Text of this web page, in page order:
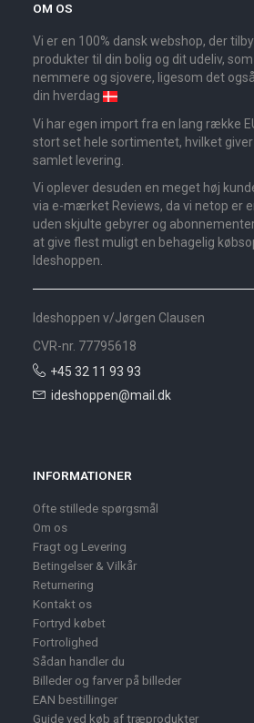
OM OS
Vi er en 100% dansk webshop, der
produkter til din bolig og dit udeliv,
nemmere og sjovere, ligesom det
din hverdag
Vi har egen import fra en lang række
stort set hele sortimentet, hvilket
samlet levering.
Vi oplever desuden en meget høj
via e-mærket Reviews, da vi netop er
uden skjulte gebyrer og
at give flest muligt en behagelig
Ideshoppen.
Ideshoppen v/Jørgen Clausen
CVR-nr. 77795618
+45 32 11 93 93
ideshoppen@mail.dk
INFORMATIONER
Ofte stillede spørgsmål
Om os
Fragt og Levering
Betingelser & Vilkår
Returnering
Kontakt os
Fortryd købet
Fortrolighed
Sådan handler du
Billeder og farver på billeder
EAN bestillinger
Guide ved køb af træprodukter